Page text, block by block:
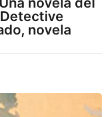
novela